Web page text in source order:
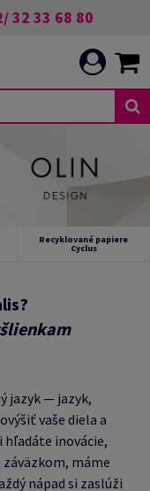
32 33 68 80
Recyklované papiere
Cyclus
jazyk — jazyk,
vaše diela a
hľadáte inovácie,
máme
nápad si zaslúži